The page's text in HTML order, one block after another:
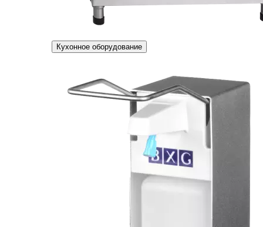
Кухонное оборудование